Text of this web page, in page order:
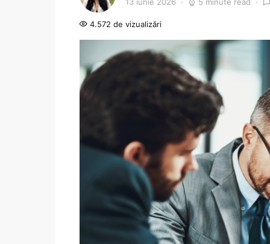
4.572 de vizualizări